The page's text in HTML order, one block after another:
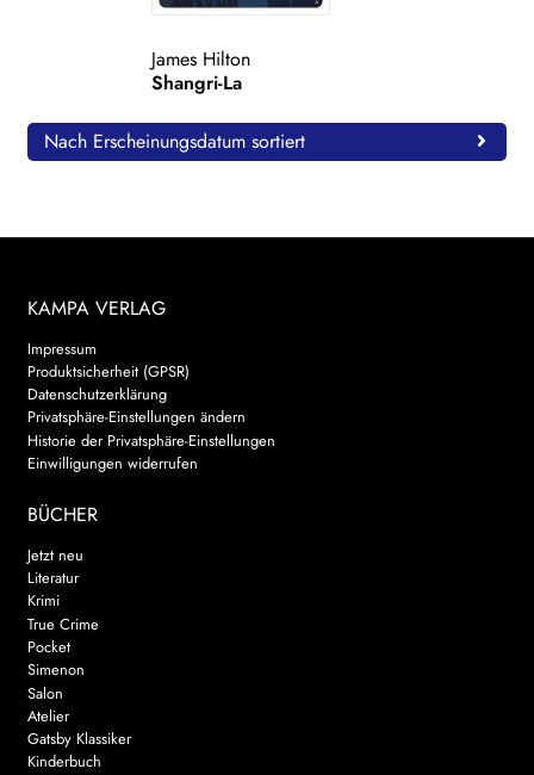
Search:
James Hilton
Shangri-La
Nach Erscheinungsdatum sortiert
KAMPA VERLAG
Impressum
Produktsicherheit (GPSR)
Datenschutzerklärung
Privatsphäre-Einstellungen ändern
Historie der Privatsphäre-Einstellungen
Einwilligungen widerrufen
BÜCHER
Jetzt neu
Literatur
Krimi
True Crime
Pocket
Simenon
Salon
Atelier
Gatsby Klassiker
Kinderbuch